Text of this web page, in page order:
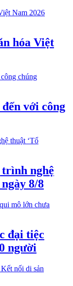
hóa Việt
với công
nghệ
8/8
đại tiệc
người